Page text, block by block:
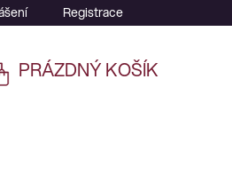
Registrace
PRÁZDNÝ KOŠÍK